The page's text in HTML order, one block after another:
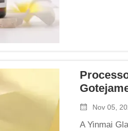
Nov 05,
A Yinmai